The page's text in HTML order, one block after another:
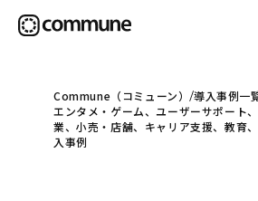
Communeについて
Commune（コミューン）
導入事例一
エンタメ・ゲーム、ユーザーサポート
業、小売・店舗、キャリア支援、教育
入事例